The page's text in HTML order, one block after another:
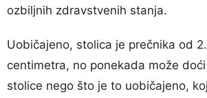
ozbiljnih zdravstvenih stanja.
Uobičajeno, stolica je prečnika od
centimetra, no ponekada može
stolice nego što je to uobičajeno,